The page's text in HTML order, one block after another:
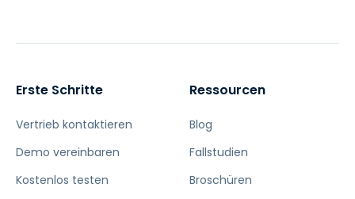
Erste Schritte
Vertrieb kontaktieren
Demo vereinbaren
Kostenlos testen
Ressourcen
Blog
Fallstudien
Broschüren